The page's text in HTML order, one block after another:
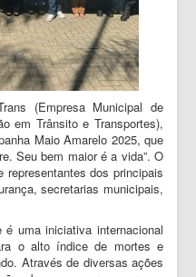
(Empresa Municipal de
em Trânsito e Transportes),
Maio Amarelo 2025, que
Seu bem maior é a vida”. O
dos principais
secretarias municipais,
uma iniciativa internacional
o alto índice de mortes e
Através de diversas ações